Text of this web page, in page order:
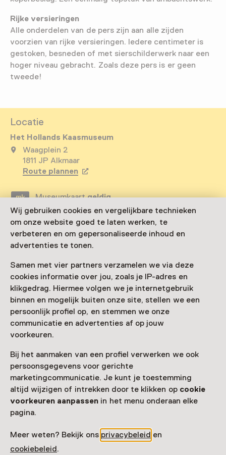
Wij gebruiken cookies en vergelijkbare technieken
om onze website goed te laten werken, te
verbeteren en om gepersonaliseerde inhoud en
advertenties te tonen.
Samen met vier partners verzamelen we via deze
cookies informatie over jou, zoals je IP-adres en
klikgedrag. Hiermee volgen we je internetgebruik
binnen en mogelijk buiten onze site, stellen we een
persoonlijk profiel op, en stemmen we onze
communicatie en advertenties af op jouw
voorkeuren.
Bij het aanmaken van een profiel verwerken we ook
persoonsgegevens voor gerichte
marketingcommunicatie. Je kunt je toestemming
altijd wijzigen of intrekken door te klikken op cookie
voorkeuren aanpassen in het menu onderaan elke
pagina.
Meer weten? Bekijk ons privacybeleid en
cookiebeleid.
Rijke versieringen
Alle onderdelen van de pers zijn aan alle zijden
voorzien van rijke versieringen. Iedere centimeter is
gestoken, besneden of met sierschilderwerk naar een
hoger niveau gebracht. Zoals deze pers is er geen
tweede!
Locatie
Het Hollands Kaasmuseum
Waagplein 2
1811 JP Alkmaar
Route plannen Opent in een nieuw tabblad
Museumkaartgeldig
Bezoek museumpagina
Nog meer ontdekken